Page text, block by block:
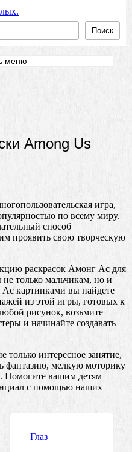
Поиск
меню
Among Us
игра,
по всему миру.
способ
проявить свою творческую
раскрасок Амонг Ас для
не только мальчикам, но и
картинками вы найдете
из этой игры, готовых к
рисунок, возьмите
и начинайте создавать
только интересное занятие,
фантазию, мелкую моторику
Помогите вашим детям
с помощью наших
Глаз